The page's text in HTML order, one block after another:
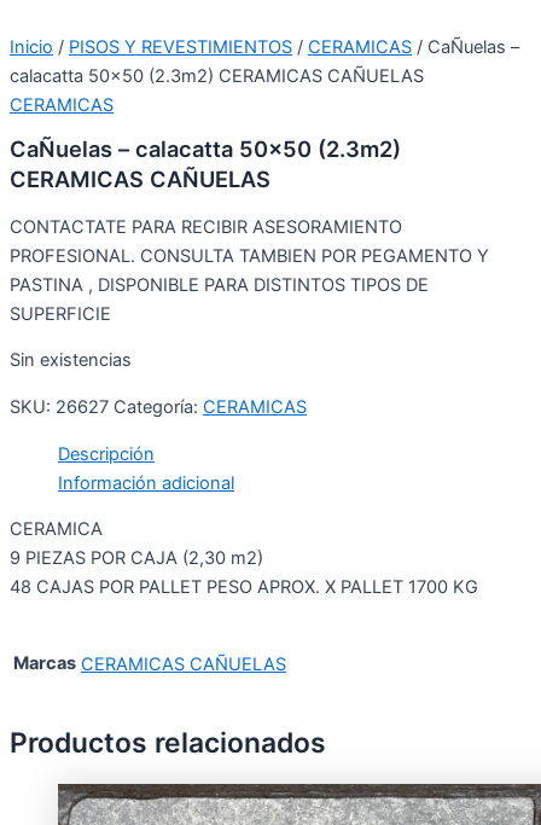
Inicio / PISOS Y REVESTIMIENTOS / CERAMICAS / CaÑuelas –
calacatta 50×50 (2.3m2) CERAMICAS CAÑUELAS
CERAMICAS
CaÑuelas – calacatta 50×50 (2.3m2)
CERAMICAS CAÑUELAS
CONTACTATE PARA RECIBIR ASESORAMIENTO
PROFESIONAL. CONSULTA TAMBIEN POR PEGAMENTO Y
PASTINA , DISPONIBLE PARA DISTINTOS TIPOS DE
SUPERFICIE
Sin existencias
SKU: 26627 Categoría: CERAMICAS
Descripción
Información adicional
CERAMICA
9 PIEZAS POR CAJA (2,30 m2)
48 CAJAS POR PALLET PESO APROX. X PALLET 1700 KG
Marcas CERAMICAS CAÑUELAS
Productos relacionados